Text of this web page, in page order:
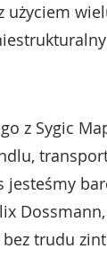
użyciem
z Sygic
jesteśmy
trudu